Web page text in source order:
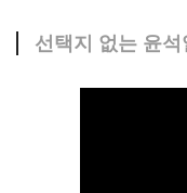
선택지 없는 윤